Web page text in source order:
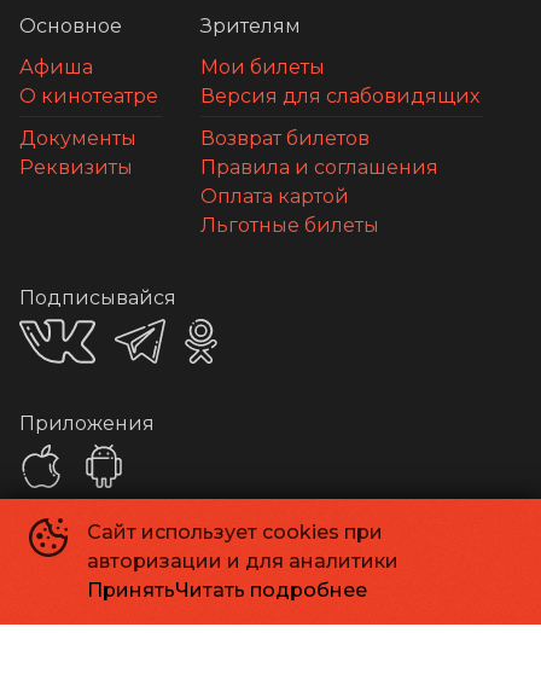
Сайт использует cookies при
авторизации и для аналитики
ПринятьЧитать подробнее
Основное
Афиша
О кинотеатре
Документы
Реквизиты
Зрителям
Мои билеты
Версия для слабовидящих
Возврат билетов
Правила и соглашения
Оплата картой
Льготные билеты
Подписывайся
Приложения
Способы оплаты